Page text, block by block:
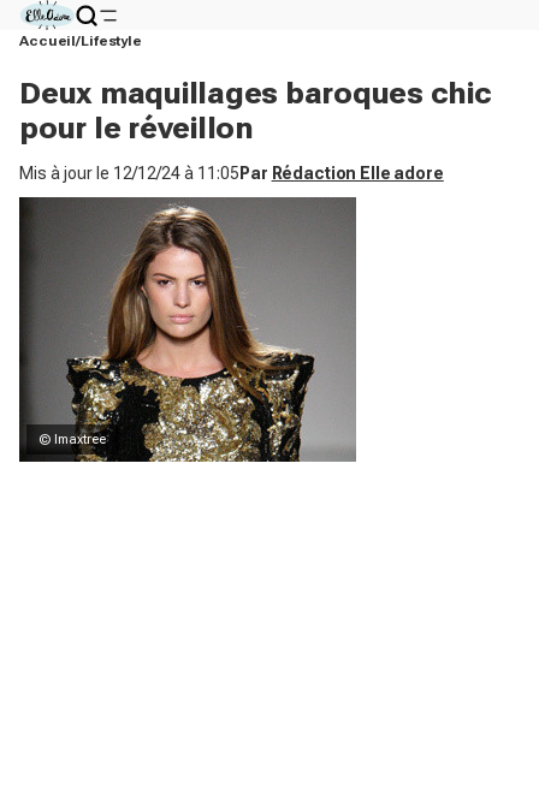
Accueil Lifestyle
Deux maquillages baroques chic
pour le réveillon
Mis à jour le 12/12/24 à 11:05 Par Rédaction Elle adore
© Imaxtree